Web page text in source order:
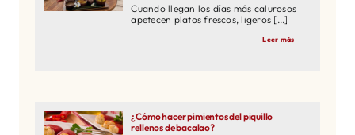
Cuando llegan los días más calurosos
apetecen platos frescos, ligeros [...]
Leer más
¿Cómo hacer pimientos del piquillo
rellenos de bacalao?